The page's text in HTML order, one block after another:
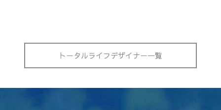
トータルライフデザイナー一覧